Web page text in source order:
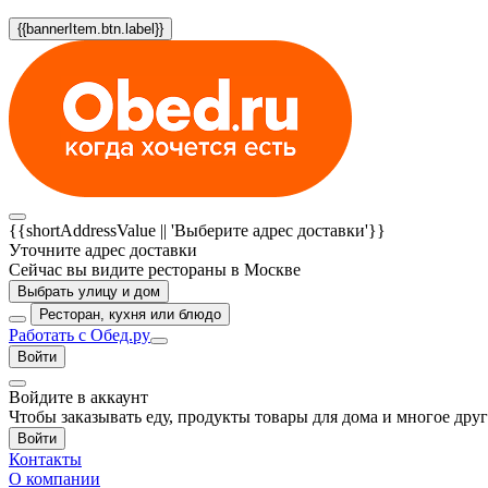
{{bannerItem.btn.label}}
{{shortAddressValue || 'Выберите адрес доставки'}}
Уточните адрес доставки
Сейчас вы видите рестораны в Москве
Выбрать улицу и дом
Ресторан, кухня или блюдо
Работать с Обед.ру
Войти
Войдите в аккаунт
Чтобы заказывать еду, продукты товары для дома и многое
Войти
Контакты
О компании